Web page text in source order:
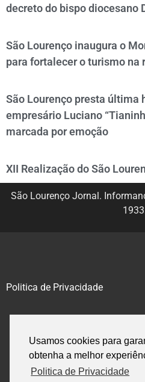
Usamos cookies para
obtenha a melhor
Politica de Privacidade
decreto do bispo diocesano
São Lourenço inaugura o
para fortalecer o turismo na
São Lourenço presta última
empresário Luciano
marcada por emoção
XII Realização do São
São Lourenço Jornal.
Politica de Privacidade